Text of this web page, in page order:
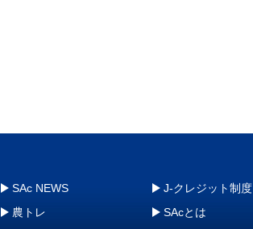
SAc NEWS
農トレ
J-クレジット制度
SAcとは